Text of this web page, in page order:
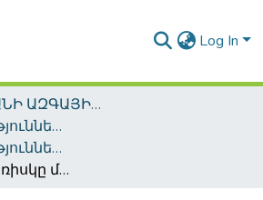
Log In
ՀԱՅԱՍՏԱՆԻ ԱԶԳԱՅԻՆ ԳՐԱԴԱՐԱՆԻ ԹՎԱՅԻՆ ՊԱՀՈՑ / DIGITAL REPOSITORY OF NLA
Ատենախոսություններ և սեղմագրեր / Theses & Abstracts
Ատենախոսություններ և սեղմագրեր / Theses & Abstracts
Ներդրումային ռիսկը մրցակցային շուկայում (ՀՀ տնտեսության ծառայությունների ոլորտի օրինակով)